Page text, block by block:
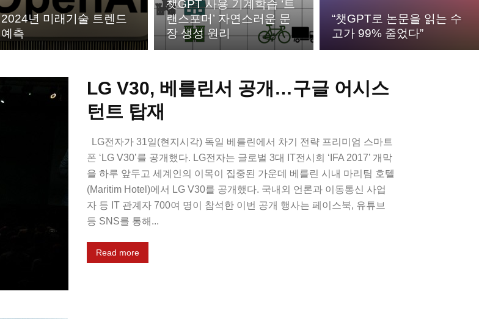
2024년 미래기술 트렌드
예측
챗GPT 사용 기계학습 ‘트
랜스포머’ 자연스러운 문
장 생성 원리
“챗GPT로 논문을 읽는 수
고가 99% 줄었다”
LG V30, 베를린서 공개…구글 어시스
턴트 탑재
LG전자가 31일(현지시각) 독일 베를린에서 차기 전략 프리미엄 스마트
폰 ‘LG V30’를 공개했다. LG전자는 글로벌 3대 IT전시회 ‘IFA 2017’ 개막
을 하루 앞두고 세계인의 이목이 집중된 가운데 베를린 시내 마리팀 호텔
(Maritim Hotel)에서 LG V30를 공개했다. 국내외 언론과 이동통신 사업
자 등 IT 관계자 700여 명이 참석한 이번 공개 행사는 페이스북, 유튜브
등 SNS를 통해...
Read more